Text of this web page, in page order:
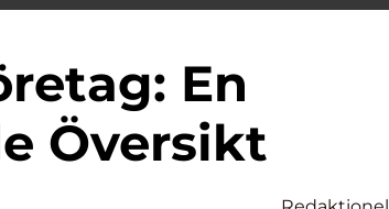
Översikt